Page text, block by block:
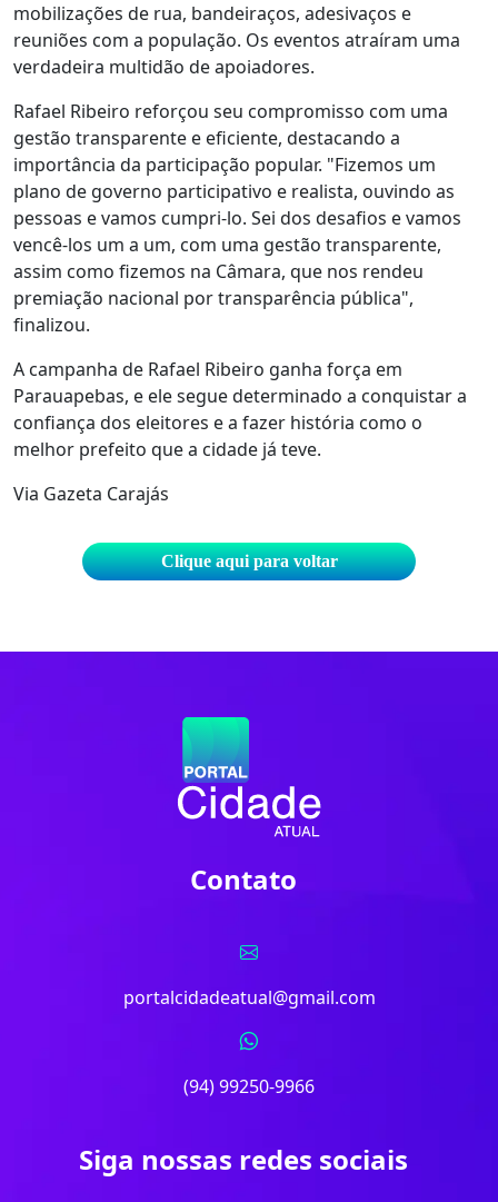
mobilizações de rua, bandeiraços, adesivaços e
reuniões com a população. Os eventos atraíram uma
verdadeira multidão de apoiadores.
Rafael Ribeiro reforçou seu compromisso com uma
gestão transparente e eficiente, destacando a
importância da participação popular. "Fizemos um
plano de governo participativo e realista, ouvindo as
pessoas e vamos cumpri-lo. Sei dos desafios e vamos
vencê-los um a um, com uma gestão transparente,
assim como fizemos na Câmara, que nos rendeu
premiação nacional por transparência pública",
finalizou.
A campanha de Rafael Ribeiro ganha força em
Parauapebas, e ele segue determinado a conquistar a
confiança dos eleitores e a fazer história como o
melhor prefeito que a cidade já teve.
Via Gazeta Carajás
Clique aqui para voltar
Contato
portalcidadeatual@gmail.com
(94) 99250-9966
Siga nossas redes sociais